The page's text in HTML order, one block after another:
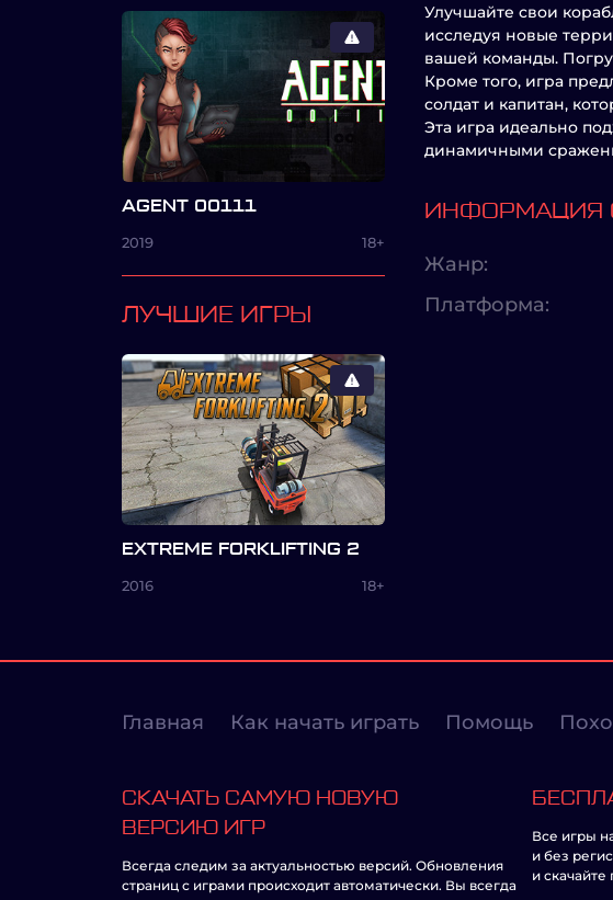
AGENT 00111
2019 18+
ЛУЧШИЕ ИГРЫ
EXTREME FORKLIFTING 2
2016 18+
Улучшайте свои
исследуя новые
вашей команды.
Кроме того, игра
солдат и капитан,
Эта игра идеально
динамичными
ИНФОРМАЦИЯ
Жанр:
Платформа:
Главная Как начать играть Помощь
СКАЧАТЬ САМУЮ НОВУЮ
ВЕРСИЮ ИГР
Всегда следим за актуальностью версий. Обновления
страниц с играми происходит автоматически. Вы всегда
Все игры
и без
и